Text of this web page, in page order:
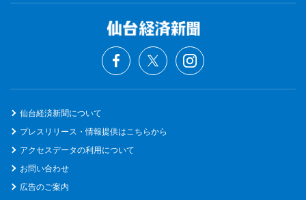
仙台経済新聞について
プレスリリース・情報提供はこちらから
アクセスデータの利用について
お問い合わせ
広告のご案内